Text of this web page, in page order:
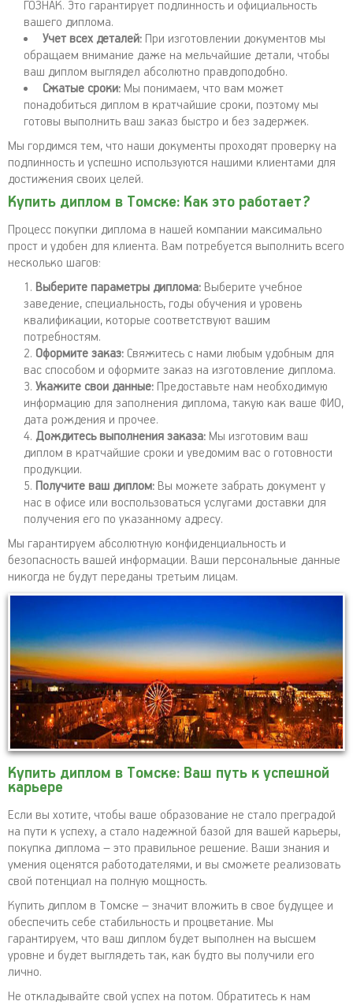
ГОЗНАК. Это гарантирует подлинность и официальность
вашего диплома.
Учет всех деталей: При изготовлении документов мы
обращаем внимание даже на мельчайшие детали, чтобы
ваш диплом выглядел абсолютно правдоподобно.
Сжатые сроки: Мы понимаем, что вам может
понадобиться диплом в кратчайшие сроки, поэтому мы
готовы выполнить ваш заказ быстро и без задержек.
Мы гордимся тем, что наши документы проходят проверку на
подлинность и успешно используются нашими клиентами для
достижения своих целей.
Купить диплом в Томске: Как это работает?
Процесс покупки диплома в нашей компании максимально
прост и удобен для клиента. Вам потребуется выполнить всего
несколько шагов:
Выберите параметры диплома: Выберите учебное
заведение, специальность, годы обучения и уровень
квалификации, которые соответствуют вашим
потребностям.
Оформите заказ: Свяжитесь с нами любым удобным для
вас способом и оформите заказ на изготовление диплома.
Укажите свои данные: Предоставьте нам необходимую
информацию для заполнения диплома, такую как ваше ФИО,
дата рождения и прочее.
Дождитесь выполнения заказа: Мы изготовим ваш
диплом в кратчайшие сроки и уведомим вас о готовности
продукции.
Получите ваш диплом: Вы можете забрать документ у
нас в офисе или воспользоваться услугами доставки для
получения его по указанному адресу.
Мы гарантируем абсолютную конфиденциальность и
безопасность вашей информации. Ваши персональные данные
никогда не будут переданы третьим лицам.
Купить диплом в Томске: Ваш путь к успешной
карьере
Если вы хотите, чтобы ваше образование не стало преградой
на пути к успеху, а стало надежной базой для вашей карьеры,
покупка диплома – это правильное решение. Ваши знания и
умения оценятся работодателями, и вы сможете реализовать
свой потенциал на полную мощность.
Купить диплом в Томске – значит вложить в свое будущее и
обеспечить себе стабильность и процветание. Мы
гарантируем, что ваш диплом будет выполнен на высшем
уровне и будет выглядеть так, как будто вы получили его
лично.
Не откладывайте свой успех на потом. Обратитесь к нам